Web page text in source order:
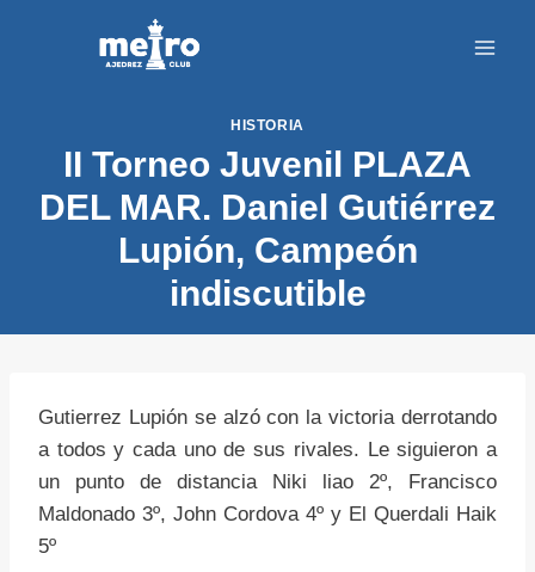
HISTORIA
II Torneo Juvenil PLAZA
DEL MAR. Daniel Gutiérrez
Lupión, Campeón
indiscutible
Gutierrez Lupión se alzó con la victoria derrotando
a todos y cada uno de sus rivales. Le siguieron a
un punto de distancia Niki liao 2º, Francisco
Maldonado 3º, John Cordova 4º y El Querdali Haik
5º